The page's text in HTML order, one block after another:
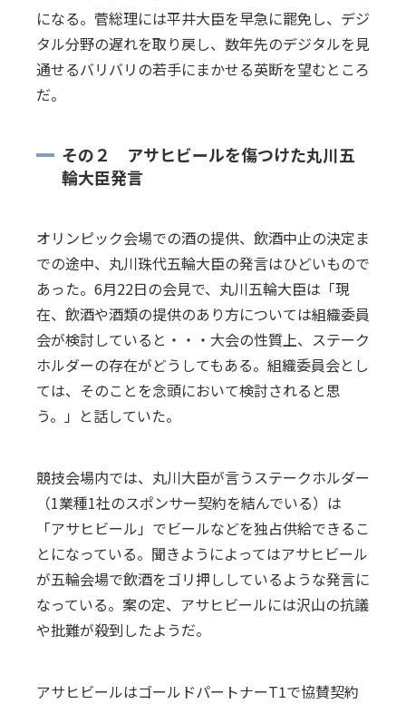
になる。菅総理には平井大臣を早急に罷免し、デジ
タル分野の遅れを取り戻し、数年先のデジタルを見
通せるバリバリの若手にまかせる英断を望むところ
だ。
その２ アサヒビールを傷つけた丸川五
輪大臣発言
オリンピック会場での酒の提供、飲酒中止の決定ま
での途中、丸川珠代五輪大臣の発言はひどいもので
あった。6月22日の会見で、丸川五輪大臣は「現
在、飲酒や酒類の提供のあり方については組織委員
会が検討していると・・・大会の性質上、ステーク
ホルダーの存在がどうしてもある。組織委員会とし
ては、そのことを念頭において検討されると思
う。」と話していた。
競技会場内では、丸川大臣が言うステークホルダー
（1業種1社のスポンサー契約を結んでいる）は
「アサヒビール」でビールなどを独占供給できるこ
とになっている。聞きようによってはアサヒビール
が五輪会場で飲酒をゴリ押ししているような発言に
なっている。案の定、アサヒビールには沢山の抗議
や批難が殺到したようだ。
アサヒビールはゴールドパートナーT1で協賛契約